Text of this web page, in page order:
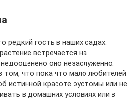
редкий гость в наших садах.
встречается на
оно незаслуженно.
том, что пока что мало любителей
истинной красоте эустомы или не
в домашних условиях или в